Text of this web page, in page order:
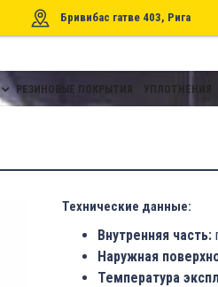
Бривибас гатве 403, Рига
РЕЗИНОВЫЕ ПОКРЫТИЯ УПЛОТНЕНИЯ
Технические данные:
Внутренняя часть:
Наружная
Температура